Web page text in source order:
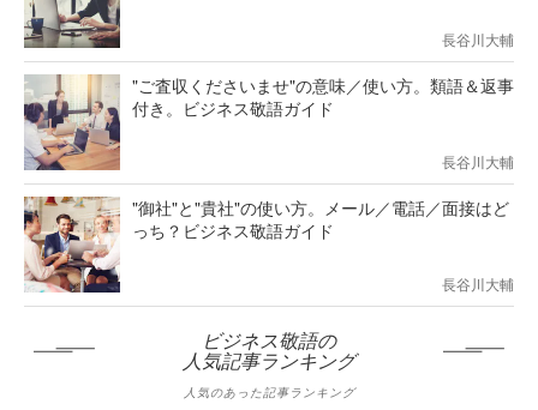
長谷川大輔
"ご査収くださいませ"の意味／使い方。類語＆返事
付き。ビジネス敬語ガイド
長谷川大輔
"御社"と"貴社"の使い方。メール／電話／面接はど
っち？ビジネス敬語ガイド
長谷川大輔
ビジネス敬語の
人気記事ランキング
人気のあった記事ランキング